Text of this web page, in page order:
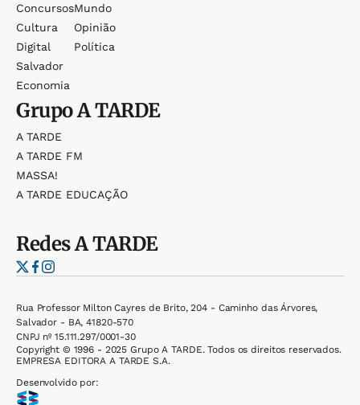
Concursos
Cultura
Digital
Salvador
Economia
Mundo
Opinião
Política
GrupoA TARDE
A TARDE
A TARDE FM
MASSA!
A TARDE EDUCAÇÃO
RedesA TARDE
Rua Professor Milton Cayres de Brito, 204 - Caminho das Árvores,
Salvador - BA, 41820-570
CNPJ nº 15.111.297/0001-30
Copyright © 1996 - 2025 Grupo A TARDE. Todos os direitos reservados.
EMPRESA EDITORA A TARDE S.A.
Desenvolvido por: